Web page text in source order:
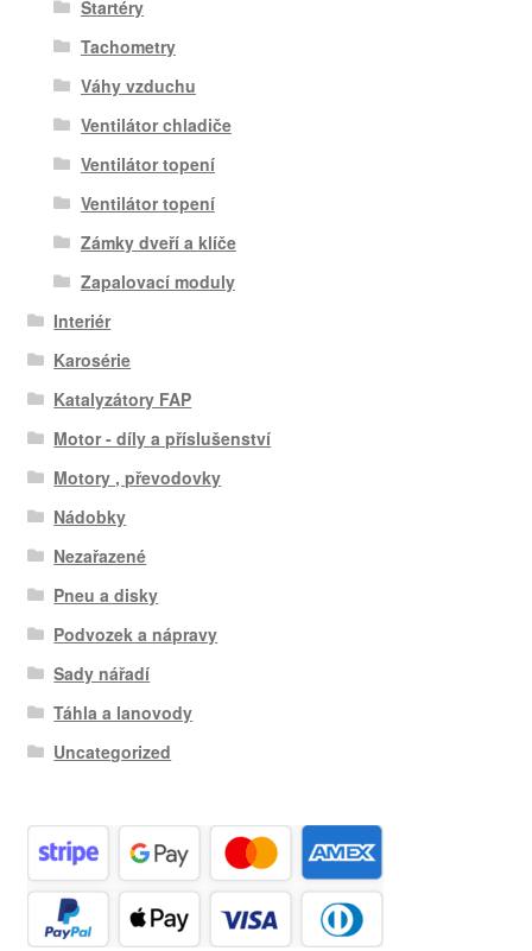
Startéry
Tachometry
Váhy vzduchu
Ventilátor chladiče
Ventilátor topení
Ventilátor topení
Zámky dveří a klíče
Zapalovací moduly
Interiér
Karosérie
Katalyzátory FAP
Motor - díly a příslušenství
Motory , převodovky
Nádobky
Nezařazené
Pneu a disky
Podvozek a nápravy
Sady nářadí
Táhla a lanovody
Uncategorized